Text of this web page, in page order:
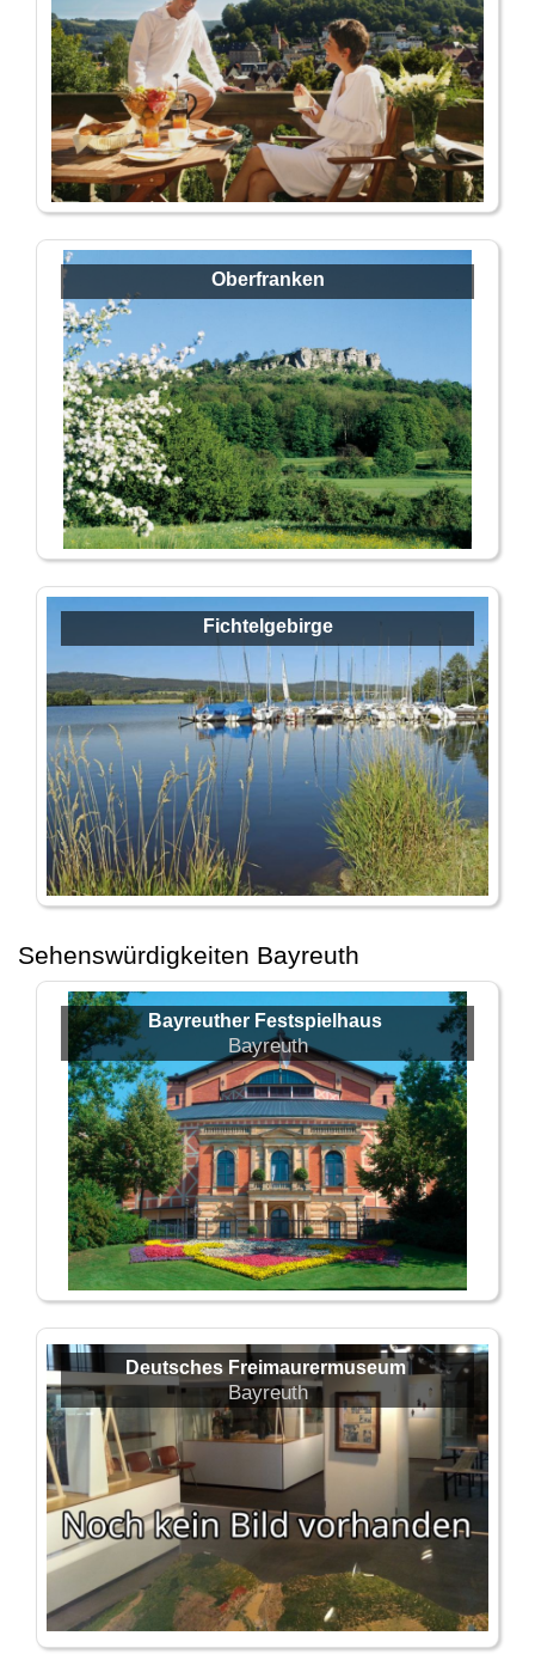
Oberfranken
Fichtelgebirge
Sehenswürdigkeiten Bayreuth
Bayreuther Festspielhaus
Bayreuth
Deutsches Freimaurermuseum
Bayreuth